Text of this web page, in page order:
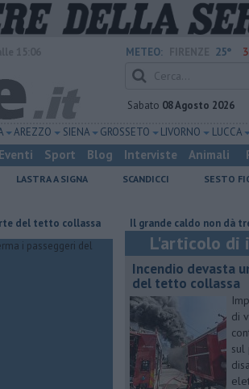
METEO: 25°
Sabato 08 Agosto 2026
AREZZO SIENA GROSSETO LIVORNO LUCCA
Eventi Sport Blog Interviste Animali
LASTRA A SIGNA SCANDICCI
SESTO
collassa Il grande caldo non dà tregua,
L'articolo di
Incendio devasta
del tetto collassa
di
sul